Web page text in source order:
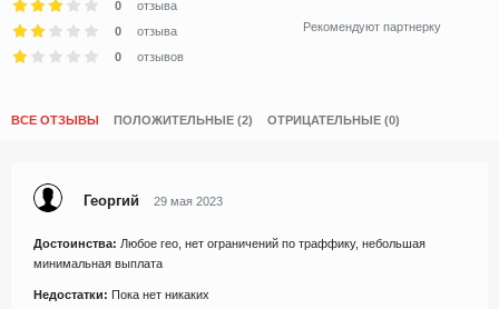
0
отзыва
0
отзыва
0
отзывов
Рекомендуют партнерку
ВСЕ ОТЗЫВЫ ПОЛОЖИТЕЛЬНЫЕ (2) ОТРИЦАТЕЛЬНЫЕ (0)
Георгий 29 мая 2023
Достоинства: Любое гео, нет ограничений по траффику, небольшая
минимальная выплата
Недостатки: Пока нет никаких